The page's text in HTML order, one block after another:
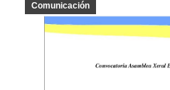
Comunicación